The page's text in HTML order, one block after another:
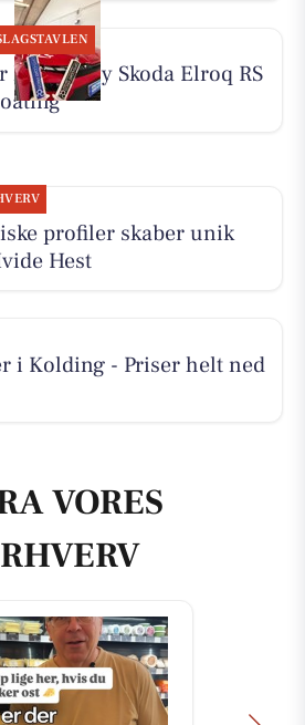
klargør ny Skoda Elroq RS
profiler skaber unik
Hest
i Kolding - Priser helt ned
VORES